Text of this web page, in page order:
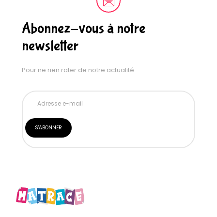
Abonnez-vous à notre
newsletter
Pour ne rien rater de notre actualité